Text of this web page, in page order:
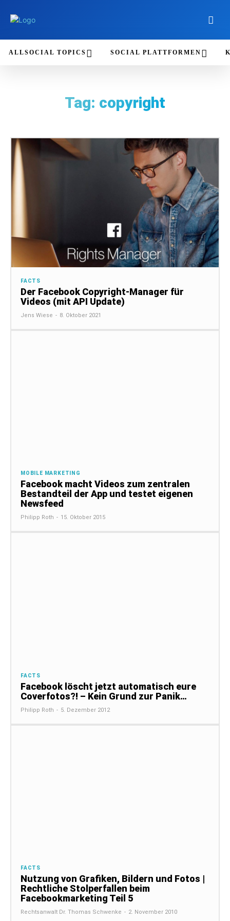
ALLSOCIAL TOPICS SOCIAL PLATTFORMEN
Tag: copyright
FACTS
Der Facebook Copyright-Manager für
Videos (mit API Update)
Jens Wiese - 8. Oktober 2021
MOBILE MARKETING
Facebook macht Videos zum zentralen
Bestandteil der App und testet eigenen
Newsfeed
Philipp Roth - 15. Oktober 2015
FACTS
Facebook löscht jetzt automatisch eure
Coverfotos?! – Kein Grund zur Panik…
Philipp Roth - 5. Dezember 2012
FACTS
Nutzung von Grafiken, Bildern und Fotos |
Rechtliche Stolperfallen beim
Facebookmarketing Teil 5
Rechtsanwalt Dr. Thomas Schwenke - 2. November 2010